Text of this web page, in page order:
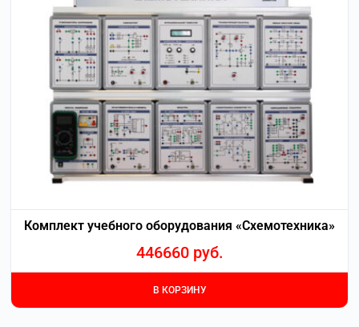
Комплект учебного оборудования «Схемотехника»
446660 руб.
В КОРЗИНУ